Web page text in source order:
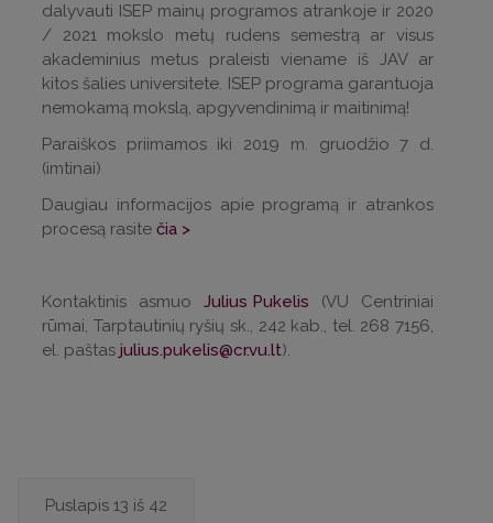
dalyvauti ISEP mainų programos atrankoje ir 2020
/ 2021 mokslo metų rudens semestrą ar visus
akademinius metus praleisti viename iš JAV ar
kitos šalies universitete. ISEP programa garantuoja
nemokamą mokslą, apgyvendinimą ir maitinimą!
Paraiškos priimamos iki 2019 m. gruodžio 7 d.
(imtinai)
Daugiau informacijos apie programą ir atrankos
procesą rasite čia >
Kontaktinis asmuo Julius Pukelis (VU Centriniai
rūmai, Tarptautinių ryšių sk., 242 kab., tel. 268 7156,
el. paštas julius.pukelis@cr.vu.lt).
Puslapis 13 iš 42